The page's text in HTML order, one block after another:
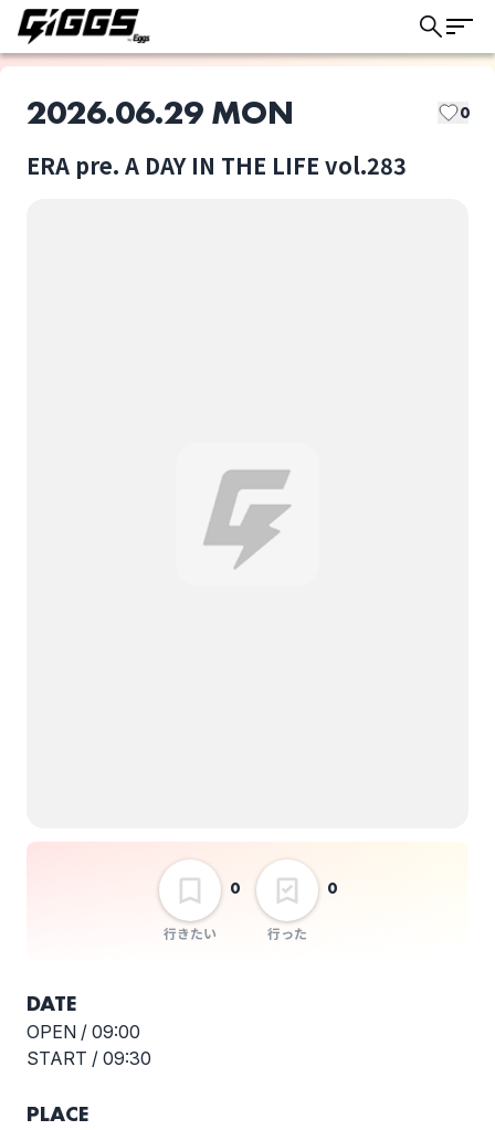
2026.06.29 MON 0
ERA pre. A DAY IN THE LIFE vol.283
行きたい
0
行った
0
ビビットエンヴィー
DATE
OPEN / 09:00
START / 09:30
PLACE